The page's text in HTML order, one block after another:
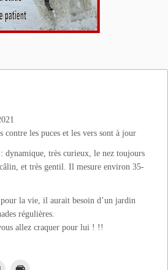
contre les puces et les vers sont à jour
dynamique, très curieux, le nez toujours
et très gentil. Il mesure environ 35-
la vie, il aurait besoin d’un jardin
régulières.
allez craquer pour lui ! !!